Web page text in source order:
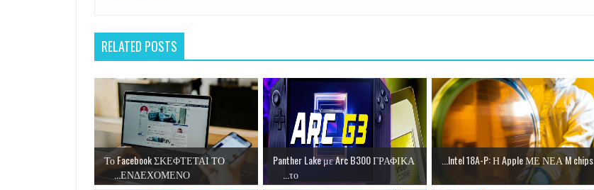
RELATED POSTS
Το Facebook ΣΚΕΦΤΕΤΑΙ ΤΟ
ΕΝΔΕΧΟΜΕΝΟ...
Panther Lake με Arc B300 ΓΡΑΦΙΚΑ
το...
Intel 18A-P: Η Apple ΜΕ ΝΕΑ M chips...